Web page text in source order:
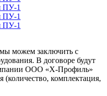
можем заключить с
В договоре будут
ООО «Х-Профиль»
(количество, комплектация,